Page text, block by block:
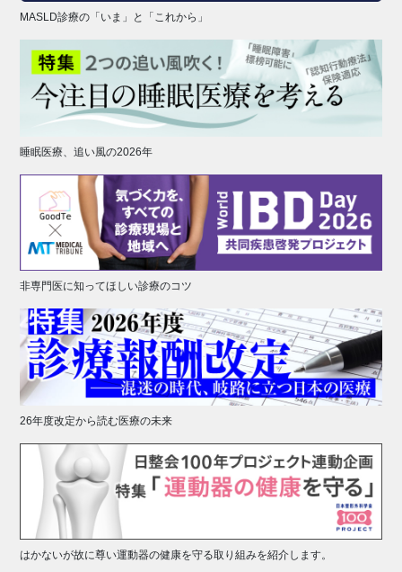
MASLD診療の「いま」と「これから」
睡眠医療、追い風の2026年
非専門医に知ってほしい診療のコツ
26年度改定から読む医療の未来
はかないが故に尊い運動器の健康を守る取り組みを紹介します。